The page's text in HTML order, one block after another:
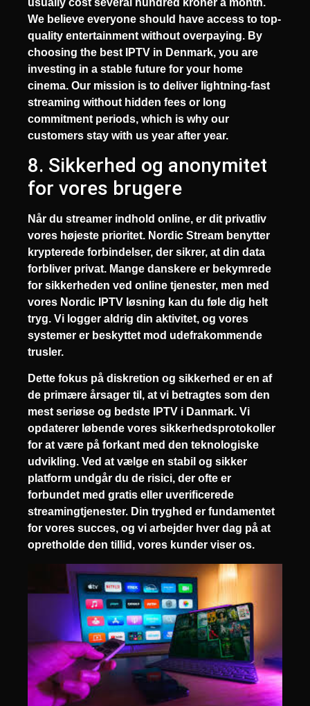
We believe everyone should have access to top-
quality entertainment without overpaying. By
choosing the best IPTV in Denmark, you are
investing in a stable future for your home
cinema. Our mission is to deliver lightning-fast
streaming without hidden fees or long
commitment periods, which is why our
customers stay with us year after year.
8. Sikkerhed og anonymitet
for vores brugere
Når du streamer indhold online, er dit privatliv
vores højeste prioritet. Nordic Stream benytter
krypterede forbindelser, der sikrer, at din data
forbliver privat. Mange danskere er bekymrede
for sikkerheden ved online tjenester, men med
vores Nordic IPTV løsning kan du føle dig helt
tryg. Vi logger aldrig din aktivitet, og vores
systemer er beskyttet mod udefrakommende
trusler.
Dette fokus på diskretion og sikkerhed er en af
de primære årsager til, at vi betragtes som den
mest seriøse og bedste IPTV i Danmark. Vi
opdaterer løbende vores sikkerhedsprotokoller
for at være på forkant med den teknologiske
udvikling. Ved at vælge en stabil og sikker
platform undgår du de risici, der ofte er
forbundet med gratis eller uverificerede
streamingtjenester. Din tryghed er fundamentet
for vores succes, og vi arbejder hver dag på at
opretholde den tillid, vores kunder viser os.